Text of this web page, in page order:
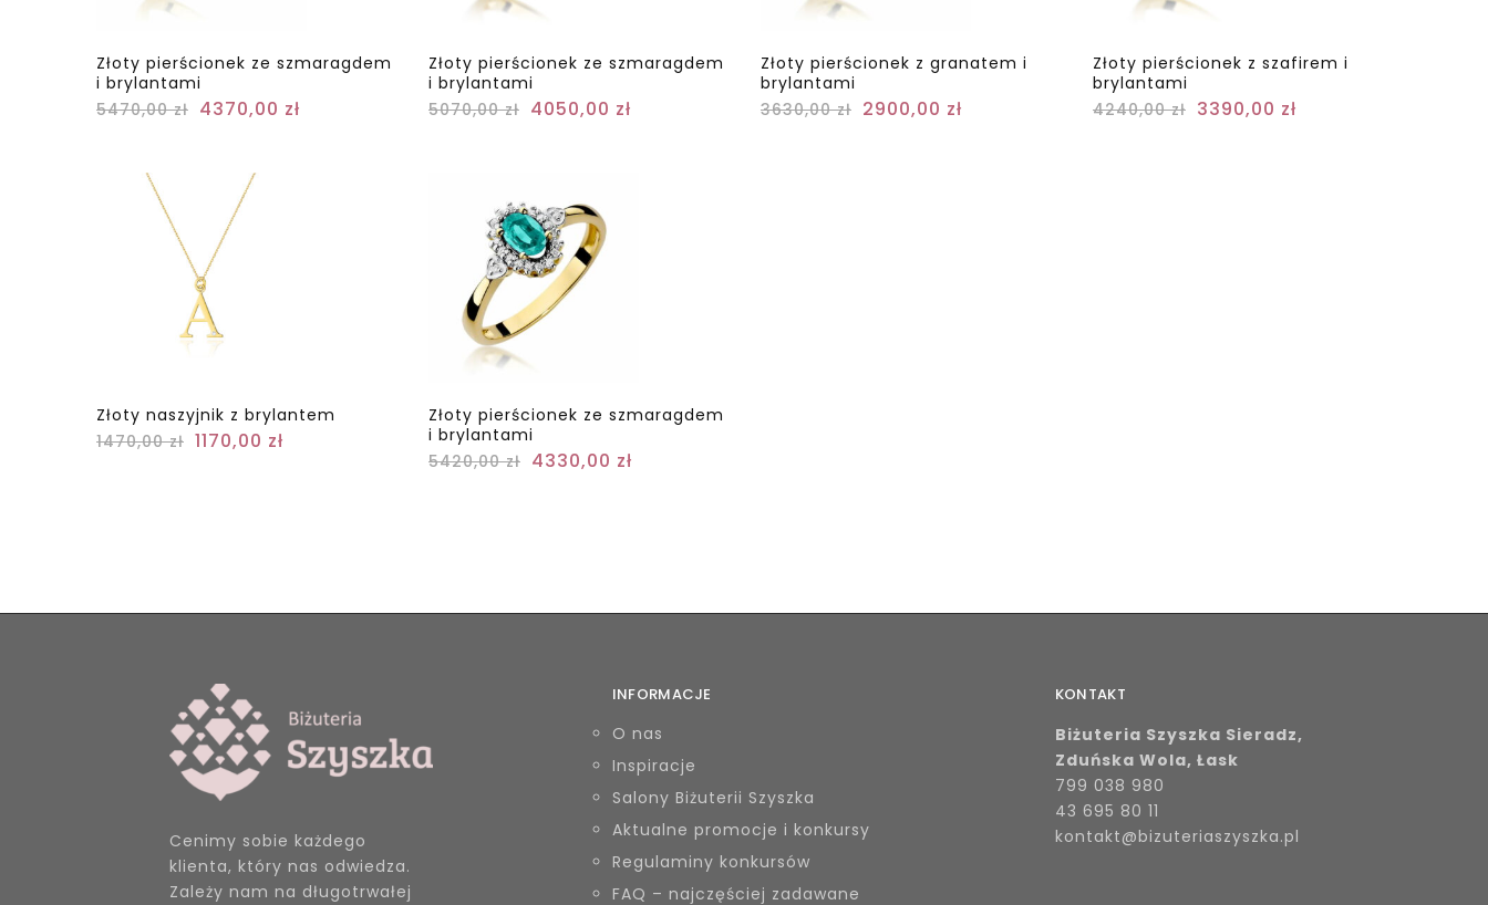
Złoty pierścionek ze szmaragdem
i brylantami
5470,00zł 4370,00 zł
Złoty pierścionek ze szmaragdem
i brylantami
5070,00zł 4050,00 zł
Złoty pierścionek z granatem i
brylantami
3630,00zł 2900,00 zł
Złoty pierścionek z szafirem i
brylantami
4240,00zł 3390,00 zł
Złoty naszyjnik z brylantem
1470,00zł 1170,00 zł
Złoty pierścionek ze szmaragdem
i brylantami
5420,00zł 4330,00 zł
Cenimy sobie każdego
klienta, który nas odwiedza.
Zależy nam na długotrwałej
INFORMACJE
O nas
Inspiracje
Salony Biżuterii Szyszka
Aktualne promocje i konkursy
Regulaminy konkursów
FAQ – najczęściej zadawane
KONTAKT
Biżuteria Szyszka Sieradz,
Zduńska Wola, Łask
799 038 980
43 695 80 11
kontakt@bizuteriaszyszka.pl